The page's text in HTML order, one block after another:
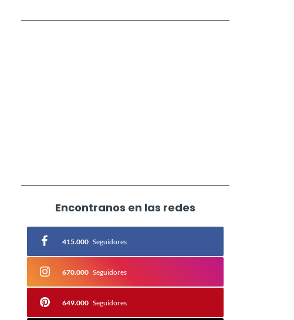
Encontranos en las redes
415.000 Seguidores
670.000 Seguidores
649.000 Seguidores